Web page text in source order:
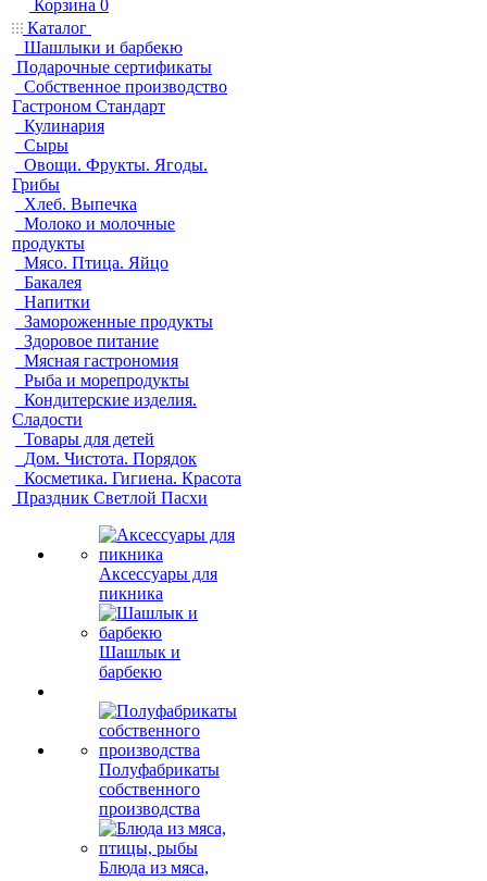
Корзина 0
Каталог
Шашлыки и барбекю
Подарочные сертификаты
Собственное производство
Гастроном Стандарт
Кулинария
Сыры
Овощи. Фрукты. Ягоды.
Грибы
Хлеб. Выпечка
Молоко и молочные
продукты
Мясо. Птица. Яйцо
Бакалея
Напитки
Замороженные продукты
Здоровое питание
Мясная гастрономия
Рыба и морепродукты
Кондитерские изделия.
Сладости
Товары для детей
Дом. Чистота. Порядок
Косметика. Гигиена. Красота
Праздник Светлой Пасхи
Аксессуары для
пикника
Шашлык и
барбекю
Полуфабрикаты
собственного
производства
Блюда из мяса,